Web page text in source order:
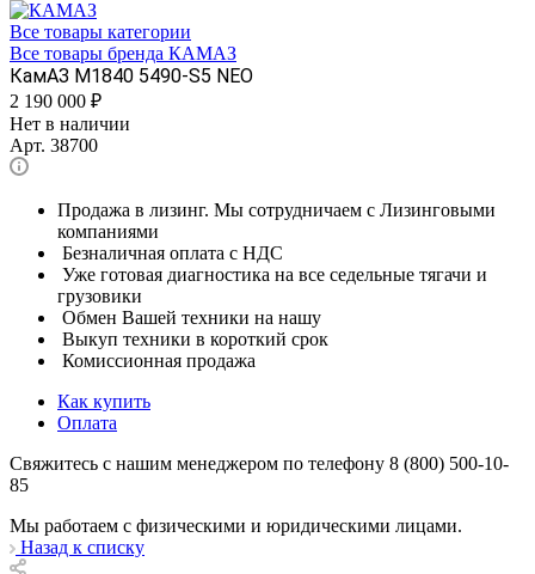
Все товары категории
Все товары бренда КАМАЗ
КамАЗ M1840 5490-S5 NEO
2 190 000 ₽
Нет в наличии
Арт. 38700
Продажа в лизинг. Мы сотрудничаем с Лизинговыми
компаниями
Безналичная оплата с НДС
Уже готовая диагностика на все седельные тягачи и
грузовики
Обмен Вашей техники на нашу
Выкуп техники в короткий срок
Комиссионная продажа
Как купить
Оплата
Свяжитесь с нашим менеджером по телефону 8 (800) 500-10-
85
Мы работаем с физическими и юридическими лицами.
Назад к списку